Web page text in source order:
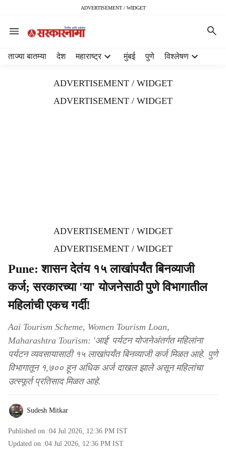
ADVERTISEMENT / WIDGET
ताज्या बातम्या देश महाराष्ट्र मुंबई पुणे विश्लेषण
ADVERTISEMENT / WIDGET
ADVERTISEMENT / WIDGET
ADVERTISEMENT / WIDGET
ADVERTISEMENT / WIDGET
Pune: शासन देतंय १५ लाखांपर्यंत बिनव्याजी
कर्ज; सरकारच्या 'या' योजनेसाठी पुणे विभागातील
महिलांची एकच गर्दी!
Aai Tourism Scheme, Women Tourism Loan,
Maharashtra Tourism: 'आई' पर्यटन योजनेअंतर्गत महिलांना
पर्यटन व्यवसायासाठी १५ लाखांपर्यंत बिनव्याजी कर्ज मिळत आहे. पुणे
विभागातून १,७०० हून अधिक अर्ज दाखल झाले असून महिलांचा
उत्स्फूर्त प्रतिसाद मिळत आहे.
Sudesh Mitkar
Published on :04 Jul 2026, 12:36 PM IST
Updated on :04 Jul 2026, 12:36 PM IST